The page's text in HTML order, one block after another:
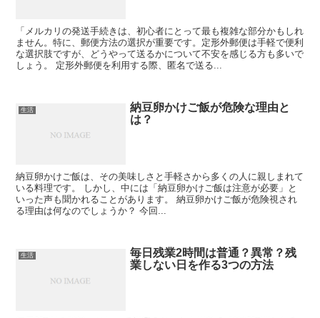
「メルカリの発送手続きは、初心者にとって最も複雑な部分かもしれ
ません。特に、郵便方法の選択が重要です。定形外郵便は手軽で便利
な選択肢ですが、どうやって送るかについて不安を感じる方も多いで
しょう。 定形外郵便を利用する際、匿名で送る...
生活
納豆卵かけご飯が危険な理由と
は？
納豆卵かけご飯は、その美味しさと手軽さから多くの人に親しまれて
いる料理です。 しかし、中には「納豆卵かけご飯は注意が必要」と
いった声も聞かれることがあります。 納豆卵かけご飯が危険視され
る理由は何なのでしょうか？ 今回...
生活
毎日残業2時間は普通？異常？残
業しない日を作る3つの方法